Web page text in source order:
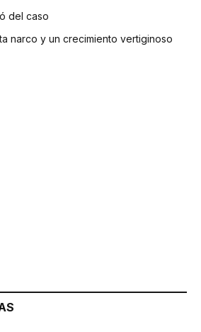
del caso
narco y un crecimiento vertiginoso